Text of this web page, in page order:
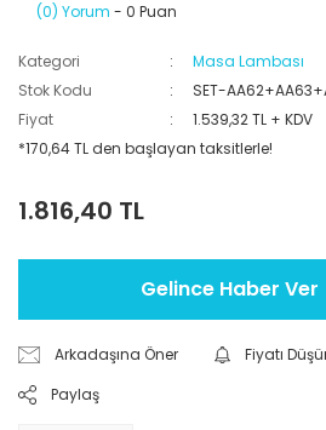
(0) Yorum - 0 Puan
Kategori
Masa Lambası
Stok Kodu
SET-
Fiyat
1.539,32 TL + KDV
*170,64 TL den başlayan taksitlerle!
1.816,40 TL
Gelince Haber Ver
Arkadaşına Öner
Fiyatı
Paylaş